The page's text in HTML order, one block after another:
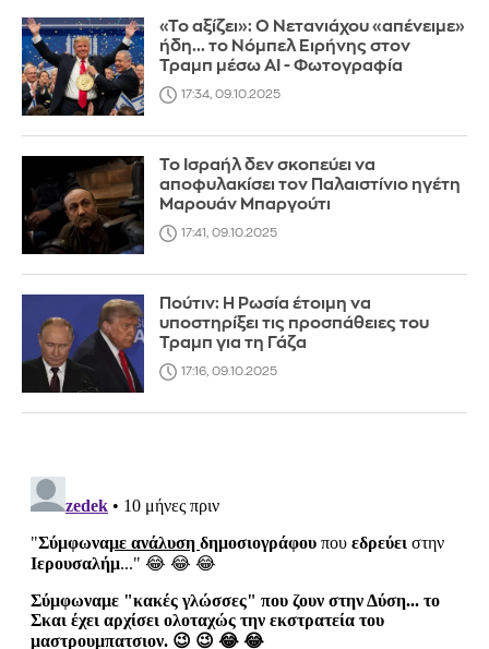
«Το αξίζει»: Ο Νετανιάχου «απένειμε»
ήδη... το Νόμπελ Ειρήνης στον
Τραμπ μέσω AI - Φωτογραφία
17:34, 09.10.2025
Το Ισραήλ δεν σκοπεύει να
αποφυλακίσει τον Παλαιστίνιο ηγέτη
Μαρουάν Μπαργούτι
17:41, 09.10.2025
Πούτιν: Η Ρωσία έτοιμη να
υποστηρίξει τις προσπάθειες του
Τραμπ για τη Γάζα
17:16, 09.10.2025